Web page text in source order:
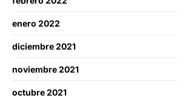
enero 2022
diciembre 2021
noviembre 2021
octubre 2021